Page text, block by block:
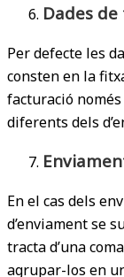
Dades
Per defecte les
consten en la
facturació
diferents dels
En el cas dels
d’enviament se
tracta d’una
agrupar-los en